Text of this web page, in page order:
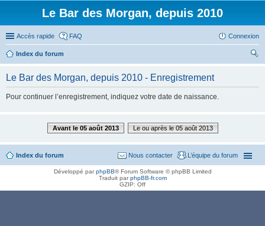
Le Bar des Morgan, depuis 2010
Accès rapide FAQ Connexion
Index du forum
Le Bar des Morgan, depuis 2010 - Enregistrement
Pour continuer l’enregistrement, indiquez votre date de naissance.
Avant le 05 août 2013 Le ou après le 05 août 2013
Index du forum L’équipe du forum
Nous contacter
Développé parphpBB® Forum Software © phpBB Limited
Traduit parphpBB-fr.com
GZIP: Off